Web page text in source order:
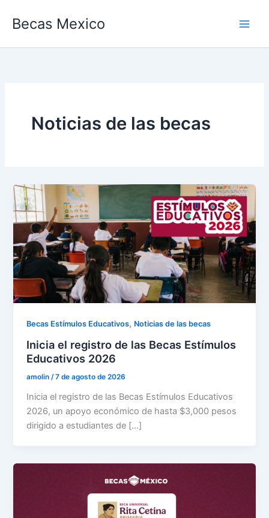
Becas Mexico
Noticias de las becas
Becas Estímulos Educativos, Noticias de las becas
Inicia el registro de las Becas Estímulos
Educativos 2026
amolin/7 de agosto de 2026
Inicia el registro de las Becas Estímulos Educativos
2026, un apoyo económico de hasta $3,000 pesos
dirigido a estudiantes de […]